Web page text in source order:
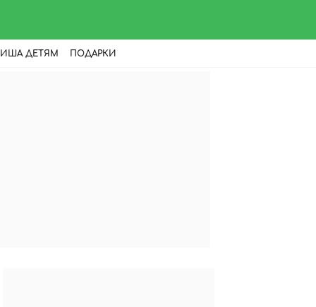
ДЕТЯМ ПОДАРКИ